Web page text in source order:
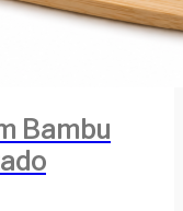
Bambu